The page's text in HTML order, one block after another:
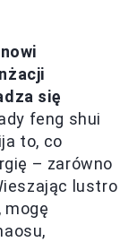
się
feng shui
to, co
– zarówno
lustro